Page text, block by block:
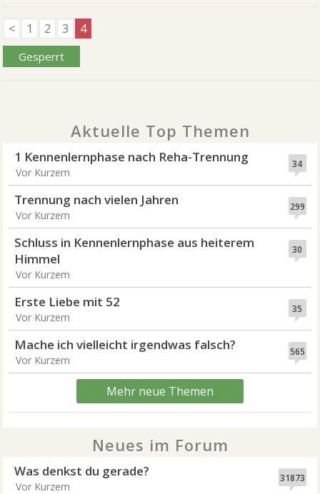
< 1 2 3 4
Gesperrt
Aktuelle Top Themen
34
1 Kennenlernphase nach Reha-Trennung
Vor Kurzem
299
Trennung nach vielen Jahren
Vor Kurzem
30
Schluss in Kennenlernphase aus heiterem
Himmel
Vor Kurzem
35
Erste Liebe mit 52
Vor Kurzem
565
Mache ich vielleicht irgendwas falsch?
Vor Kurzem
Mehr neue Themen
Neues im Forum
31873
Was denkst du gerade?
Vor Kurzem